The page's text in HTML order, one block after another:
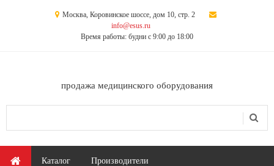
Москва, Коровинское шоссе, дом 10, стр. 2
info@esus.ru
Время работы: будни с 9:00 до 18:00
продажа медицинского оборудования
Главное меню
Каталог Производители